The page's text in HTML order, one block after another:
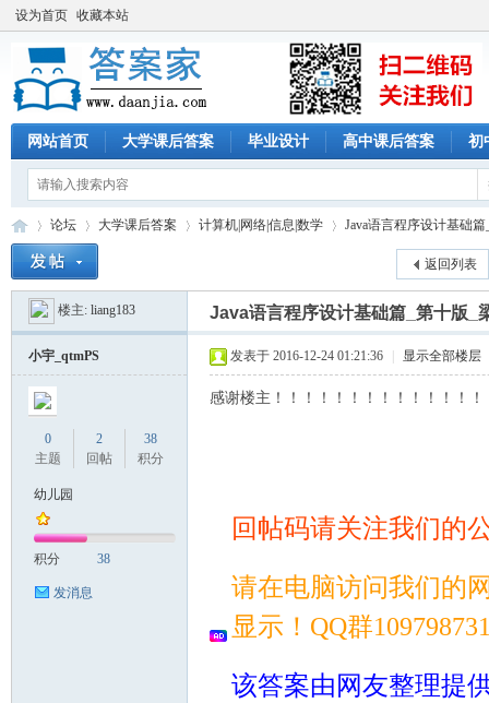
设为首页 收藏本站
网站首页 大学课后答案 毕业设计 高中课后答案 初
»
论坛
›
大学课后答案 计算机|网络|信息|数学
›
Java语言程序设计基础
返回列表
楼主: liang183 Java语言程序设计基础篇_第十版_
小宇_qtmPS
0
主题
2
回帖
38
积分
幼儿园
积分 38
发消息
发表于 2016-12-24 01:21:36 显示全部楼层
感谢楼主！！！！！！！！！！！！！！
回帖码请关注我们的
请在电脑访问我们的
显示！QQ群
该答案由网友整理提